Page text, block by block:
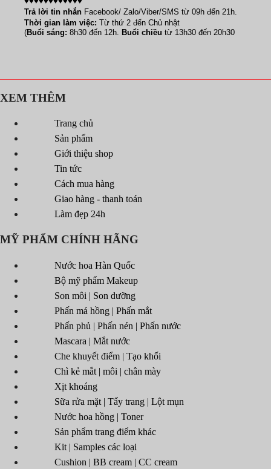
Trả lời tin nhắn Facebook/ Zalo/Viber/SMS từ 09h đến 21h.
Thời gian làm việc: Từ thứ 2 đến Chủ nhật
(Buổi sáng: 8h30 đến 12h. Buổi chiều từ 13h30 đến 20h30
XEM THÊM
Trang chủ
Sản phẩm
Giới thiệu shop
Tin tức
Cách mua hàng
Giao hàng - thanh toán
Làm đẹp 24h
MỸ PHẨM CHÍNH HÃNG
Nước hoa Hàn Quốc
Bộ mỹ phẩm Makeup
Son môi | Son dưỡng
Phấn má hồng | Phấn mắt
Phấn phủ | Phấn nén | Phấn nước
Mascara | Mắt nước
Che khuyết điểm | Tạo khối
Chì kẻ mắt | môi | chân mày
Xịt khoáng
Sữa rửa mặt | Tẩy trang | Lột mụn
Nước hoa hồng | Toner
Sản phẩm trang điểm khác
Kit | Samples các loại
Cushion | BB cream | CC cream